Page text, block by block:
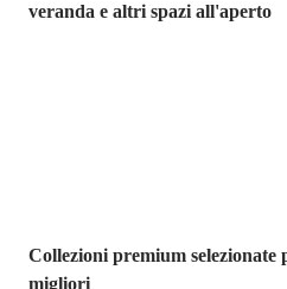
veranda e altri spazi all'aperto
Collezioni premium selezionate
migliori